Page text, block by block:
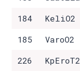
184
KeliO2
185
VaroO2
226
KpEroT2